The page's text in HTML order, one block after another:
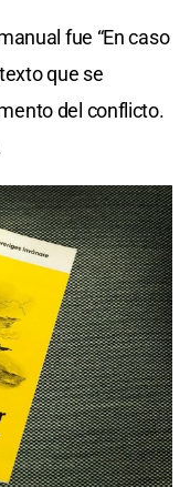
fue “En caso
que se
del conflicto.